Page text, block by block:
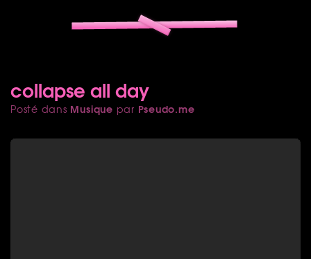
collapse all day
Posté dans Musique par Pseudo.me